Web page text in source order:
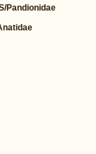
Pandionidae